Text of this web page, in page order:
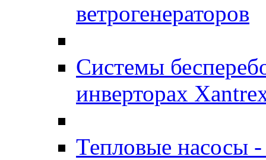
ветрогенераторов
Системы
инверторах
Тепловые насосы